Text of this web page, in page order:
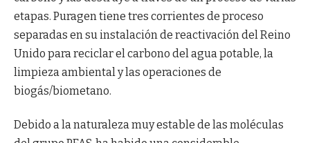
etapas. Puragen tiene tres corrientes de proceso
separadas en su instalación de reactivación del Reino
Unido para reciclar el carbono del agua potable, la
limpieza ambiental y las operaciones de
biogás/biometano.
Debido a la naturaleza muy estable de las moléculas